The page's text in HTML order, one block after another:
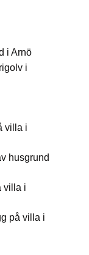
i Arnö
i
villa i
husgrund
villa i
på villa i